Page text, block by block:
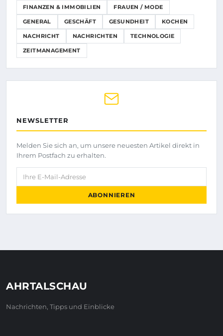
FINANZEN & IMMOBILIEN FRAUEN / MODE
GENERAL GESCHÄFT GESUNDHEIT KOCHEN
NACHRICHT NACHRICHTEN TECHNOLOGIE
ZEITMANAGEMENT
NEWSLETTER
Melden Sie sich an, um unsere neuesten Artikel direkt in
Ihrem Postfach zu erhalten.
Ihre E-Mail-Adresse
ABONNIEREN
AHRTALSCHAU
Nachrichten, Tipps und Einblicke